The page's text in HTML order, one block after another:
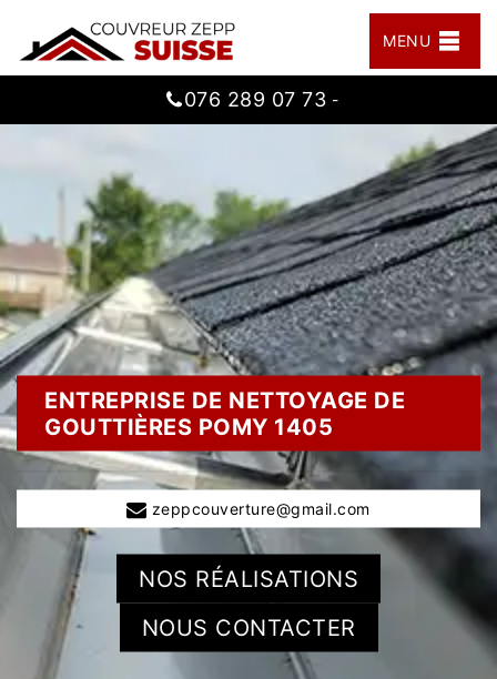
MENU
076 289 07 73 -
ENTREPRISE DE NETTOYAGE DE
GOUTTIÈRES POMY 1405
zeppcouverture@gmail.com
NOS RÉALISATIONS
NOUS CONTACTER